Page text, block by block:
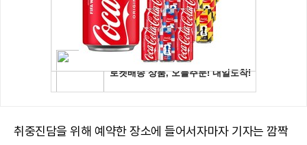
취중진담을 위해 예약한 장소에 들어서자마자 기자는 깜짝